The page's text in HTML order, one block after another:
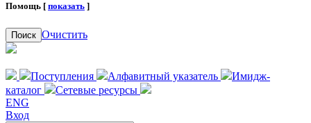
Помощь [ показать ]
Поиск Очистить
Поступления Алфавитный указатель
Имидж-
каталог
Сетевые ресурсы
ENG
Вход